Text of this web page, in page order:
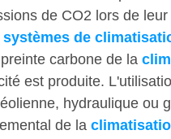
de CO2 lors de
systèmes de
carbone de la
est produite.
hydraulique ou
de la